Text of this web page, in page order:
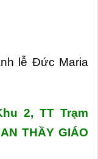
lễ Đức Maria
2, TT Trạm
THẦY GIÁO